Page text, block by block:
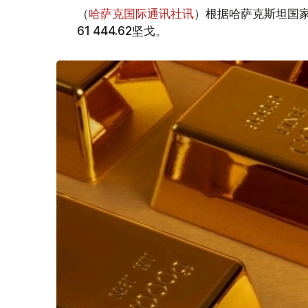
（哈萨克国际通讯社讯）根据哈萨克斯坦国
61 444.62坚戈。